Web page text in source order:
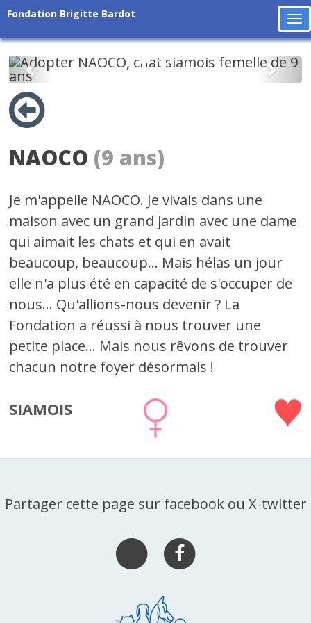
Fondation Brigitte Bardot
Précédent
NAOCO (9 ans)
Je m'appelle NAOCO. Je vivais dans une
maison avec un grand jardin avec une dame
qui aimait les chats et qui en avait
beaucoup, beaucoup... Mais hélas un jour
elle n'a plus été en capacité de s'occuper de
nous... Qu'allions-nous devenir ? La
Fondation a réussi à nous trouver une
petite place... Mais nous rêvons de trouver
chacun notre foyer désormais !
SIAMOIS
Partager cette page sur facebook ou X-twitter